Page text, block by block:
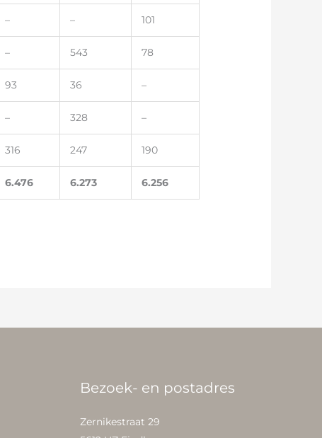
– – 101
– 543 78
93 36 –
– 328 –
316 247 190
6.476 6.273 6.256
Bezoek- en postadres
Zernikestraat 29